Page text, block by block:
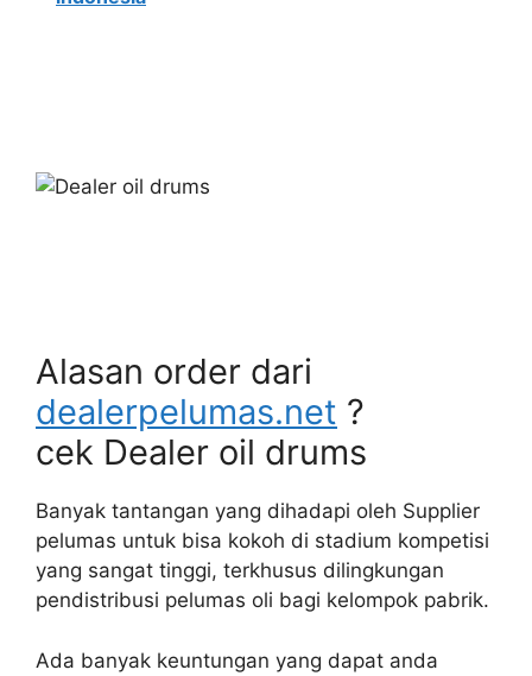
Alasan order dari
dealerpelumas.net ?
cek Dealer oil drums
Banyak tantangan yang dihadapi oleh Supplier
pelumas untuk bisa kokoh di stadium kompetisi
yang sangat tinggi, terkhusus dilingkungan
pendistribusi pelumas oli bagi kelompok pabrik.
Ada banyak keuntungan yang dapat anda